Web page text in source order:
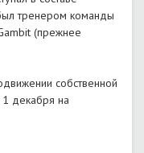
тренером команды
(прежнее
собственной
декабря на